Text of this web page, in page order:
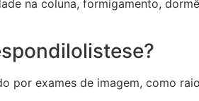
na coluna, formigamento,
por exames de imagem, como